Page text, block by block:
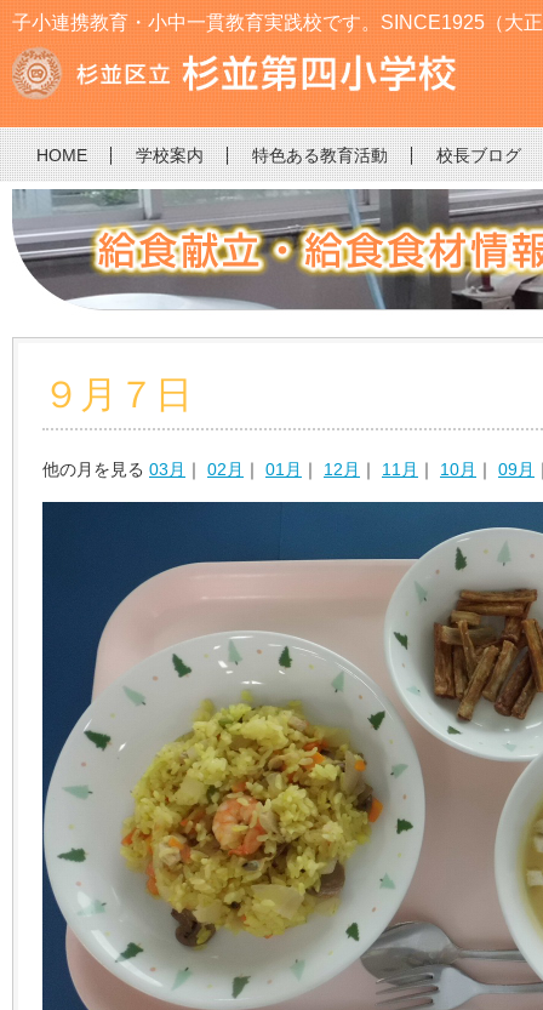
子小連携教育・小中一貫教育実践校です。SINCE1925（大
HOME 学校案内 特色ある教育活動 校長ブログ
９月７日
他の月を見る 03月 ｜ 02月 ｜ 01月 ｜ 12月 ｜ 11月 ｜ 10月 ｜ 09月